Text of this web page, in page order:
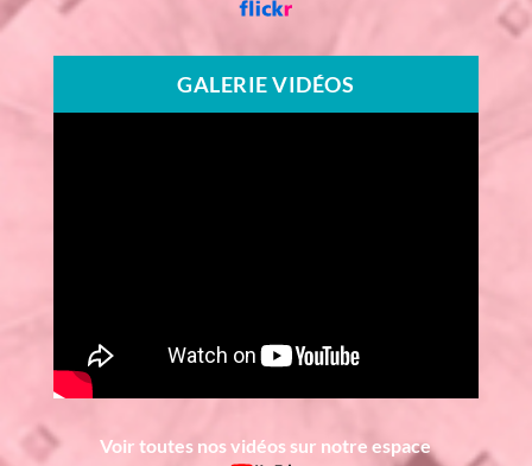
GALERIE VIDÉOS
Voir toutes nos vidéos sur notre espace